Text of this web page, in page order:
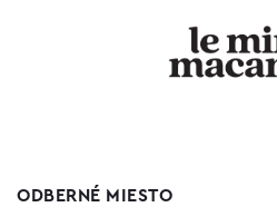
ODBERNÉ MIESTO